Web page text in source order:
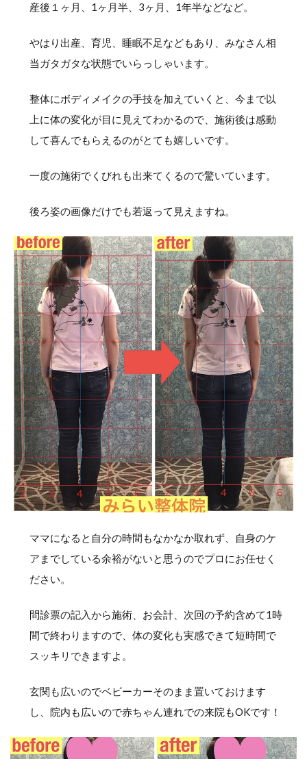
産後１ヶ月、1ヶ月半、3ヶ月、1年半などなど。
やはり出産、育児、睡眠不足などもあり、みなさん相
当ガタガタな状態でいらっしゃいます。
整体にボディメイクの手技を加えていくと、今まで以
上に体の変化が目に見えてわかるので、施術後は感動
して喜んでもらえるのがとても嬉しいです。
一度の施術でくびれも出来てくるので驚いています。
後ろ姿の画像だけでも若返って見えますね。
ママになると自分の時間もなかなか取れず、自身のケ
アまでしている余裕がないと思うのでプロにお任せく
ださい。
問診票の記入から施術、お会計、次回の予約含めて1時
間で終わりますので、体の変化も実感できて短時間で
スッキリできますよ。
玄関も広いのでベビーカーそのまま置いておけます
し、院内も広いので赤ちゃん連れでの来院もOKです！